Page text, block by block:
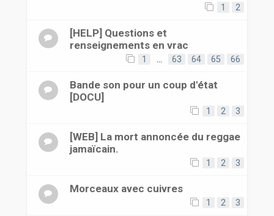
1 2
[HELP] Questions et
renseignements en vrac
1 63 64 65 66
Bande son pour un coup d'état
[DOCU]
1 2 3
[WEB] La mort annoncée du reggae
jamaïcain.
1 2 3
Morceaux avec cuivres
1 2 3